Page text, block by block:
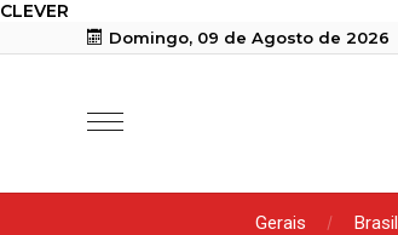
CLEVER
Domingo, 09 de Agosto de 2026
Gerais Brasil